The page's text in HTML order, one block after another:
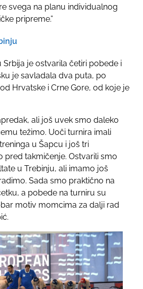
svega na planu individualnog
pripreme.”
Srbija je ostvarila četiri pobede i
je savladala dva puta, po
Hrvatske i Crne Gore, od koje je
ali još uvek smo daleko
težimo. Uoči turnira imali
u Šapcu i još tri
pred takmičenje. Ostvarili smo
u Trebinju, ali imamo još
Sada smo praktično na
a pobede na turniru su
motiv momcima za dalji rad